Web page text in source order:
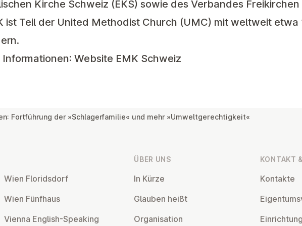
Kirche Schweiz (EKS) sowie des Verbandes
ist Teil der United Methodist Church (UMC) mit weltweit etwa
Website EMK Schweiz
Fortführung der »Schlagerfamilie« und mehr »Umweltgerechtigkeit«
Wien Flor­idsdorf
Wien Fünfhaus
Vienna English-Speaking
ÜBER UNS
In Kürze
Glauben heißt
Or­gan­isa­tion
KONTAKT
Kontakte